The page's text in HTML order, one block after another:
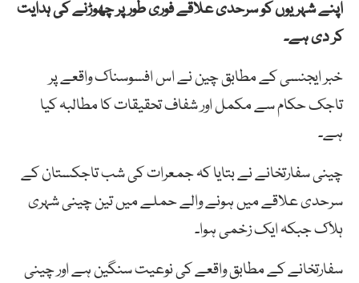
اپنے شہریوں کو سرحدی علاقے فوری طور پر چھوڑنے کی ہدایت
کر دی ہے۔
خبر ایجنسی کے مطابق چین نے اس افسوسناک واقعے پر
تاجک حکام سے مکمل اور شفاف تحقیقات کا مطالبہ کیا
ہے۔
چینی سفارتخانے نے بتایا کہ جمعرات کی شب تاجکستان کے
سرحدی علاقے میں ہونے والے حملے میں تین چینی شہری
ہلاک جبکہ ایک زخمی ہوا۔
سفارتخانے کے مطابق واقعے کی نوعیت سنگین ہے اور چینی